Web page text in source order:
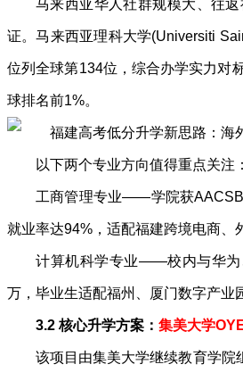
马来西亚华人社群规模大、往
证。马来西亚理科大学(Universiti
位列全球第134位，综合办学实力对
球排名前1%。
以下两个专业方向值得重点关注：
工商管理专业——学院获AACSB
就业率达94%，适配福建跨境电商、
计算机科学专业——校内与华为
万，毕业生适配福州、厦门数字产业
3.2 核心升学方案： 集美大学
该项目由集美大学继续教育学院